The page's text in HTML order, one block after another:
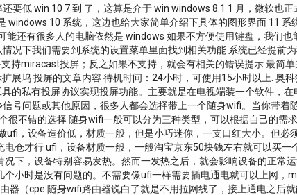
低 win 10 7 到 了，这算是介于 win windows 8.1 1 月，微软也正
10 系统，这边也给大家简单介绍下具体的图形界面 11 系
还有很多人的电脑依然是 windows 如果不方便使用键盘，我们
况下我们需要到系统的设置菜单里面找到相关功能 系统已经提前
持miracast投屏；反之如果不支持，就会有相关的错误提示 最简
坞 投屏的文章内容 待机时间：24小时，可使用15小时以上. 奥科
的私有投屏协议实现投屏功能。主要就是在电视端装一个软件，
号问题或其他原因，很多人都会选择带上一个随身wifi。当你带着
不错的选择 随身wifi一般可以分为三种类型，可以根据自己的需求
，设备造价低，材质一般，但是小巧迷你，一支口红大小。但必
仓才行 ufi，设备材质一般，一般淘宝京东50块钱左右就可以买一
下，设备特别容易发热。然而一发热之后，就会影响设备的正常
小时是没有问题的。不需要像ufi一样需要插电通电就可以上网，
器（cpe 随身wifi路由器说白了就是不用拉网线了，接上通电之后